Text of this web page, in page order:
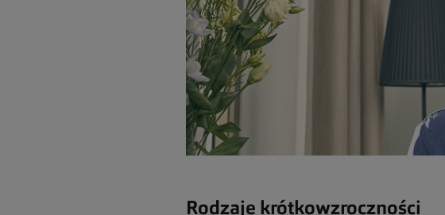
Rodzaje krótkowzroczności